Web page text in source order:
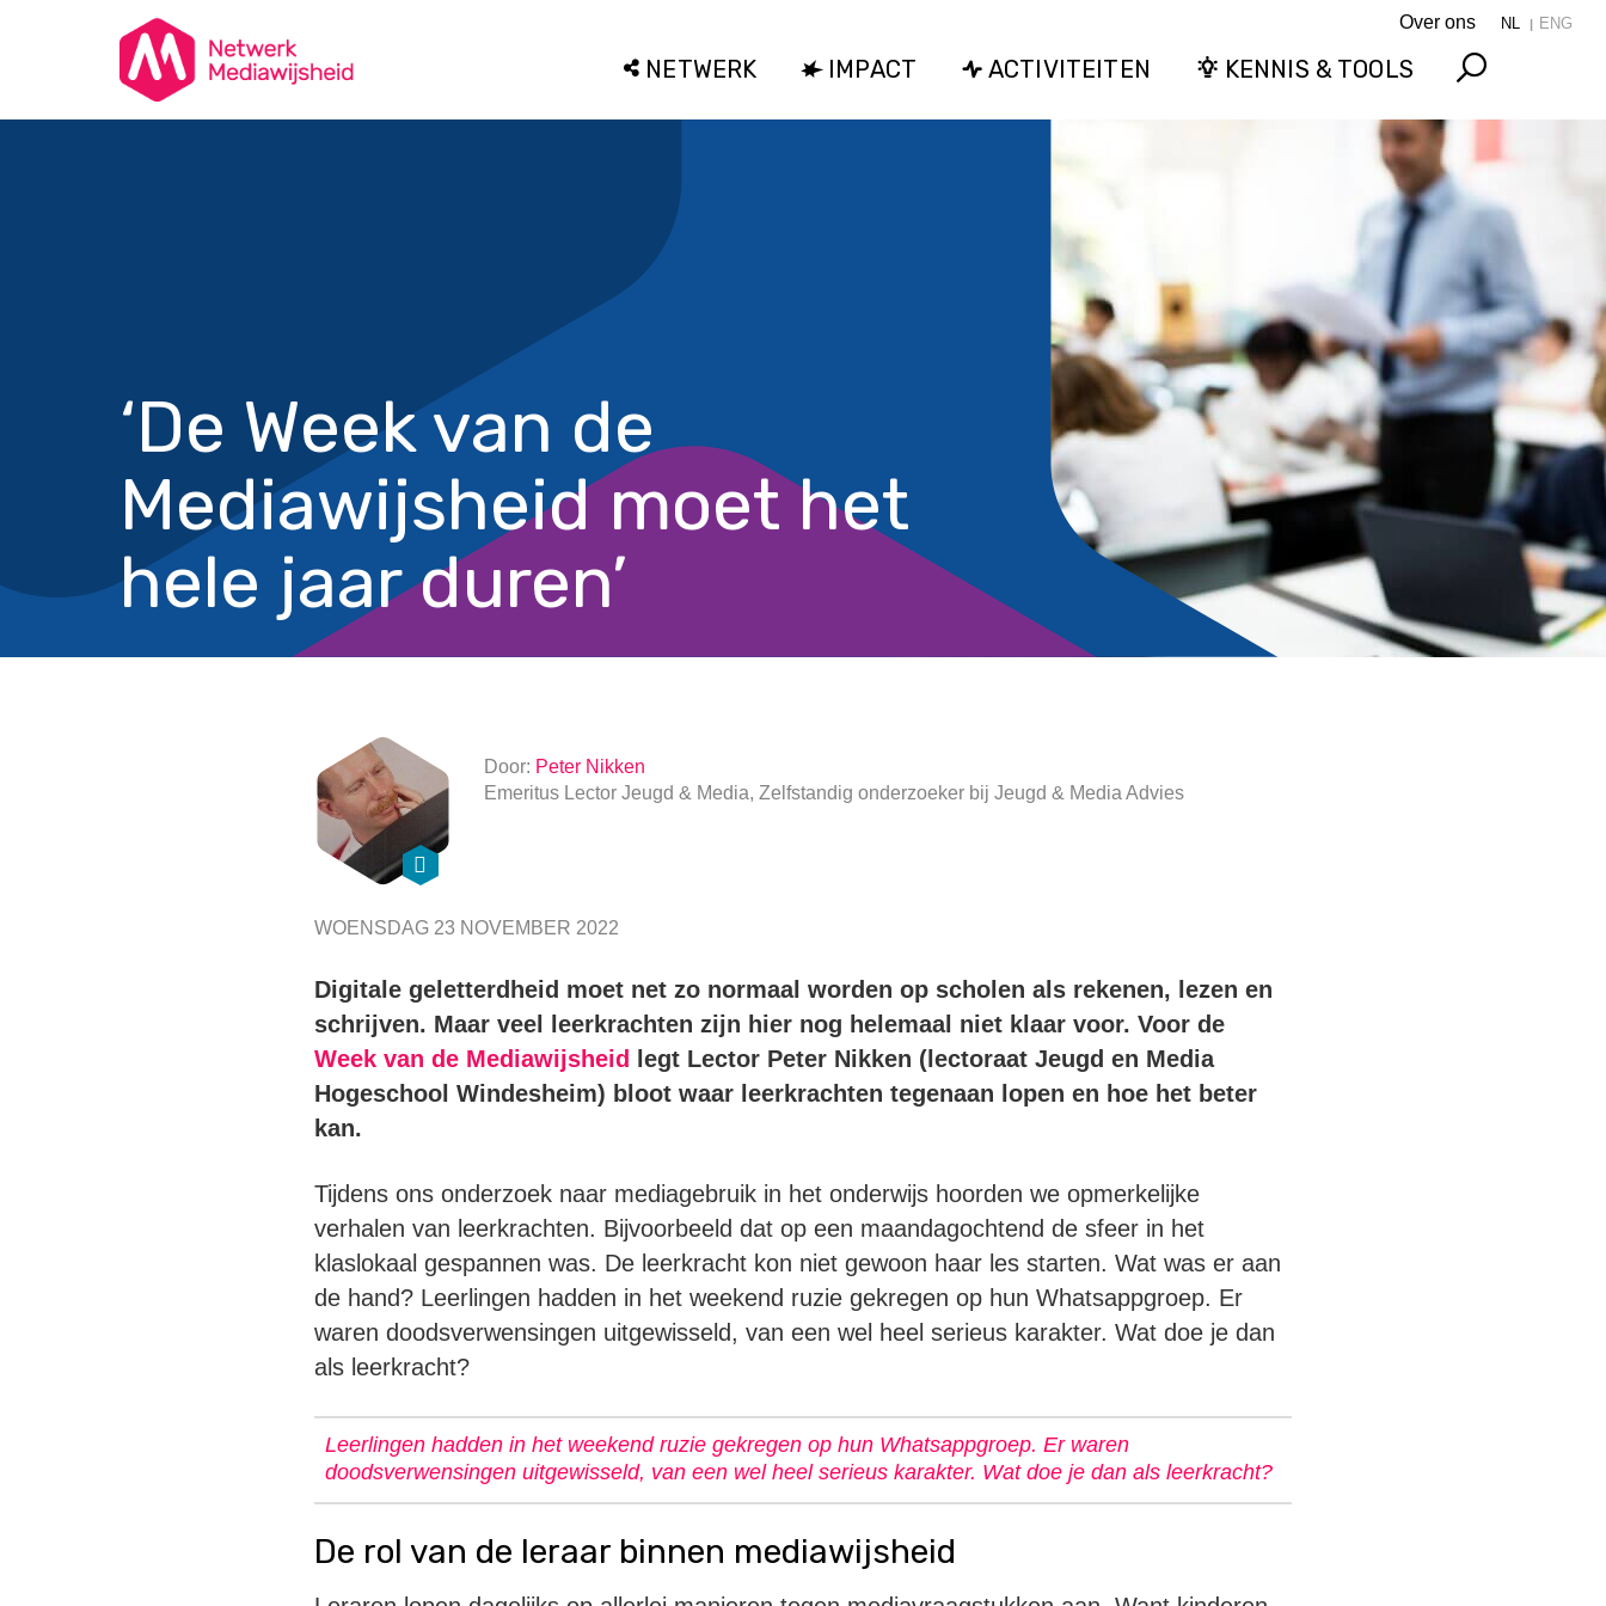
Over ons NL ENG
NETWERK IMPACT ACTIVITEITEN KENNIS & TOOLS
‘De Week van de
Mediawijsheid moet het
hele jaar duren’
Door: Peter Nikken
Emeritus Lector Jeugd & Media, Zelfstandig onderzoeker bij Jeugd & Media Advies
WOENSDAG 23 NOVEMBER 2022
Digitale geletterdheid moet net zo normaal worden op scholen als rekenen, lezen en
schrijven. Maar veel leerkrachten zijn hier nog helemaal niet klaar voor. Voor de
Week van de Mediawijsheid
legt Lector Peter Nikken (lectoraat Jeugd en Media
Hogeschool Windesheim) bloot waar leerkrachten tegenaan lopen en hoe het beter
kan.
Tijdens ons onderzoek naar mediagebruik in het onderwijs hoorden we opmerkelijke
verhalen van leerkrachten. Bijvoorbeeld dat op een maandagochtend de sfeer in het
klaslokaal gespannen was. De leerkracht kon niet gewoon haar les starten. Wat was er aan
de hand? Leerlingen hadden in het weekend ruzie gekregen op hun Whatsappgroep. Er
waren doodsverwensingen uitgewisseld, van een wel heel serieus karakter. Wat doe je dan
als leerkracht?
Leerlingen hadden in het weekend ruzie gekregen op hun Whatsappgroep. Er waren
doodsverwensingen uitgewisseld, van een wel heel serieus karakter. Wat doe je dan als leerkracht?
De rol van de leraar binnen mediawijsheid